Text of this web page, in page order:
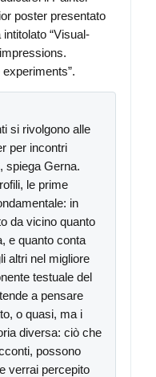
poster presentato
“Visual-
si rivolgono alle
per incontri
spiega Gerna.
le prime
in
da vicino quanto
e quanto conta
altri nel migliore
testuale del
a pensare
o quasi, ma i
diversa: ciò che
possono
verrai percepito